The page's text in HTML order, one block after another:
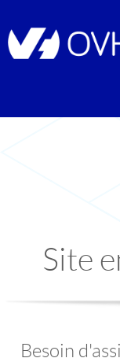
Site
Besoin